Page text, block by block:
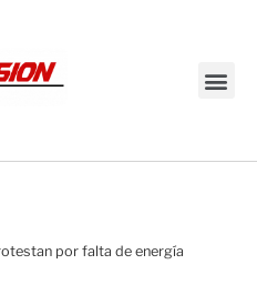
por falta de energía